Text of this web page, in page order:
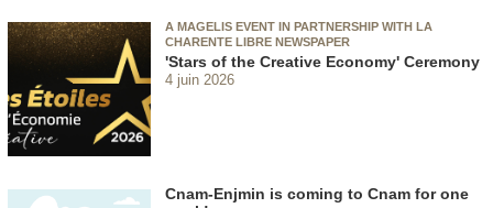
A MAGELIS EVENT IN PARTNERSHIP WITH LA
CHARENTE LIBRE NEWSPAPER
'Stars of the Creative Economy' Ceremony
4 juin 2026
Cnam-Enjmin is coming to Cnam for one